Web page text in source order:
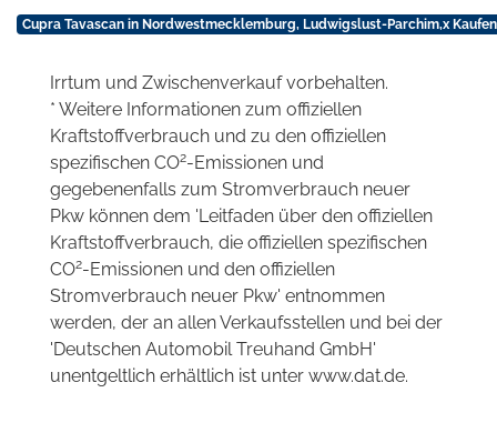
Cupra Tavascan in Nordwestmecklemburg, Ludwigslust-Parchim,x
Irrtum und Zwischenverkauf vorbehalten.
* Weitere Informationen zum offiziellen
Kraftstoffverbrauch und zu den offiziellen
spezifischen CO2-Emissionen und
gegebenenfalls zum Stromverbrauch neuer
Pkw können dem 'Leitfaden über den offiziellen
Kraftstoffverbrauch, die offiziellen spezifischen
CO2-Emissionen und den offiziellen
Stromverbrauch neuer Pkw' entnommen
werden, der an allen Verkaufsstellen und bei der
'Deutschen Automobil Treuhand GmbH'
unentgeltlich erhältlich ist unter www.dat.de.